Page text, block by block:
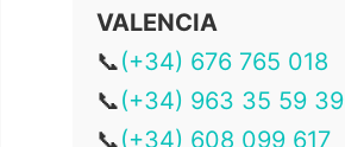
VALENCIA
📞(+34) 676 765 018
📞(+34) 963 35 59 39
📞(+34) 608 099 617